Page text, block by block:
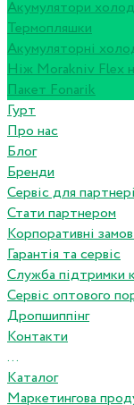
Акумулятори
Термопляшки
Акумуляторні
Ніж Morakniv Flex
Пакет Fonarik
Гурт
Про нас
Блог
Бренди
Сервіс для
Стати партнером
Корпоративні
Гарантія та сервіс
Служба підтримки
Сервіс оптового
Дропшиппінг
Контакти
...
Каталог
Маркетингова